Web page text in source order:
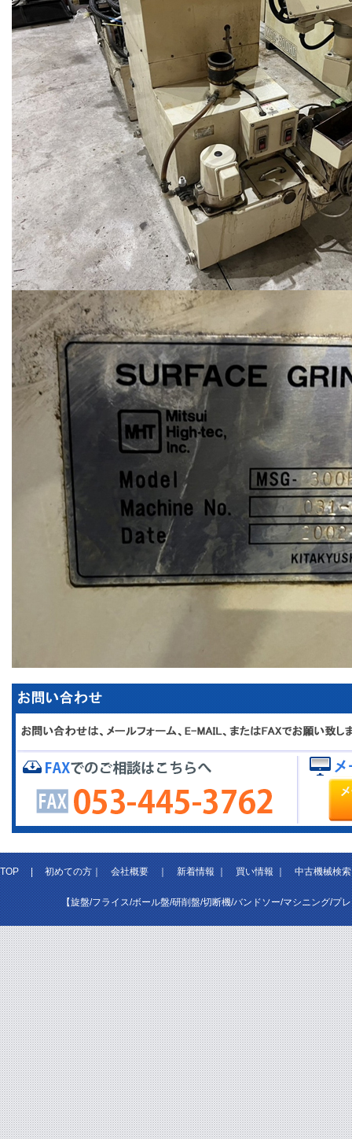
TOP|初めての方｜会社概要｜新着情報｜買い情報｜中古機械検索
【旋盤/フライス/ボール盤/研削盤/切断機/バンドソー/マシニング/プ